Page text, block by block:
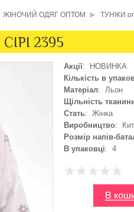
ЖІНОЧИЙ ОДЯГ ОПТОМ ТУНІКИ
2395
Акції: НОВИНКА
Кількість в
Матеріал: Льон
Щільність
Стать: Жінка
Виробництво:
Розмір напів-
В упаковці: 4